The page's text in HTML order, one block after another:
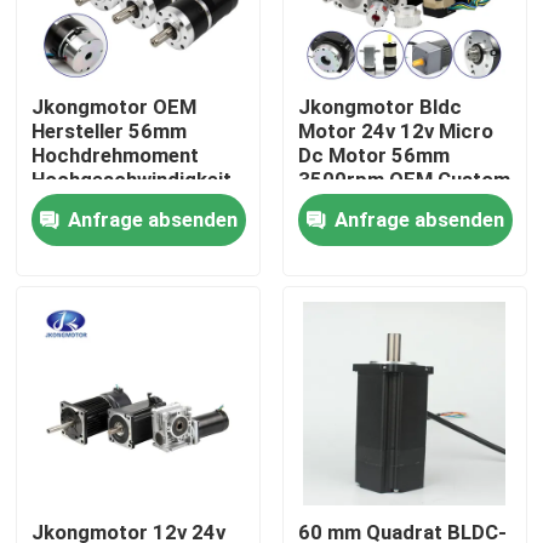
Fabrik-Ausflug
Qualitätskontrolle
Treten Sie mit uns in Verbindung
Integrierter Gleichstrom-Servomotor
Schwanzloser DC-Motor
Jkongmotor OEM
Hersteller 56mm
Hochdrehmoment
Hochgeschwindigkeit
Rpm Mikro Klein 12V
24V Mini
Planetarischer Bldc
Anfrage absenden
Jkongmotor Bldc
Motor 24v 12v Micro
Dc Motor 56mm
3500rpm OEM Custom
Driver Encoder
Bürstenloser Motor
Anfrage absenden
Jkongmotor 12v 24v 60 mm Quadrat BLDC-